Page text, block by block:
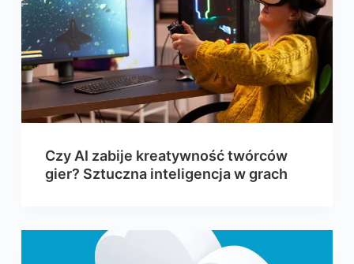
Czy AI zabije kreatywność twórców
gier? Sztuczna inteligencja w grach